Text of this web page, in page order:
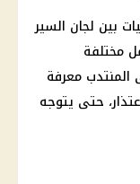
بين لجان السير
مختلفة
معرفة
حتى يتوجه